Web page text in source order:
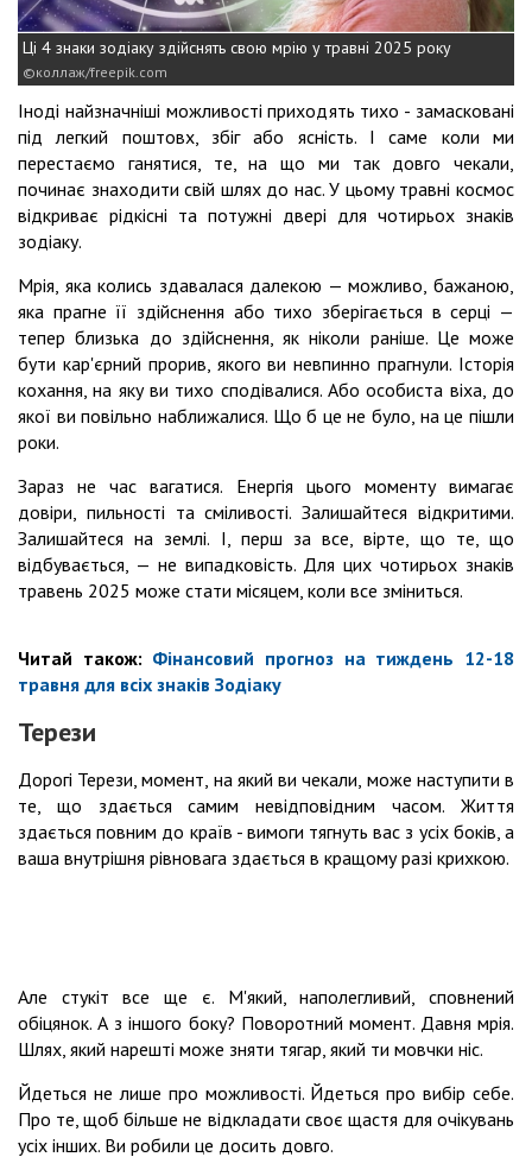
Ці 4 знаки зодіаку здійснять свою мрію у травні 2025 року
коллаж/freepik.com
Іноді найзначніші можливості приходять тихо - замасковані
під легкий поштовх, збіг або ясність. І саме коли ми
перестаємо ганятися, те, на що ми так довго чекали,
починає знаходити свій шлях до нас. У цьому травні космос
відкриває рідкісні та потужні двері для чотирьох знаків
зодіаку.
Мрія, яка колись здавалася далекою — можливо, бажаною,
яка прагне її здійснення або тихо зберігається в серці —
тепер близька до здійснення, як ніколи раніше. Це може
бути кар'єрний прорив, якого ви невпинно прагнули. Історія
кохання, на яку ви тихо сподівалися. Або особиста віха, до
якої ви повільно наближалися. Що б це не було, на це пішли
роки.
Зараз не час вагатися. Енергія цього моменту вимагає
довіри, пильності та сміливості. Залишайтеся відкритими.
Залишайтеся на землі. І, перш за все, вірте, що те, що
відбувається, — не випадковість. Для цих чотирьох знаків
травень 2025 може стати місяцем, коли все зміниться.
Читай також: Фінансовий прогноз на тиждень 12-18
травня для всіх знаків Зодіаку
Терези
Дорогі Терези, момент, на який ви чекали, може наступити в
те, що здається самим невідповідним часом. Життя
здається повним до країв - вимоги тягнуть вас з усіх боків, а
ваша внутрішня рівновага здається в кращому разі крихкою.
Але стукіт все ще є. М'який, наполегливий, сповнений
обіцянок. А з іншого боку? Поворотний момент. Давня мрія.
Шлях, який нарешті може зняти тягар, який ти мовчки ніс.
Йдеться не лише про можливості. Йдеться про вибір себе.
Про те, щоб більше не відкладати своє щастя для очікувань
усіх інших. Ви робили це досить довго.